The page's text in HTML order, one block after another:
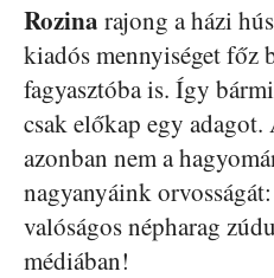
Rozina rajong a házi
kiadós mennyiséget főz
fagyasztóba is. Így
csak előkap egy
azonban nem a
nagyanyáink
valóságos népharag
médiában!